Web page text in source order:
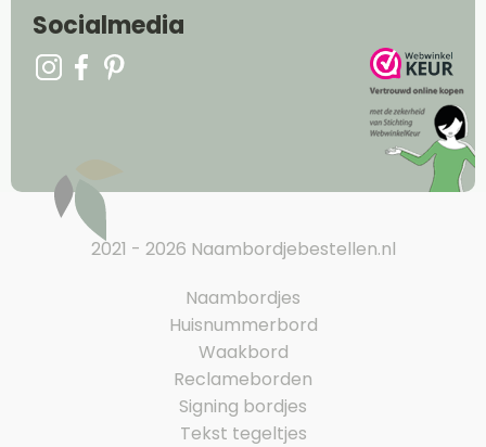
Socialmedia
2021 - 2026 Naambordjebestellen.nl
Naambordjes
Huisnummerbord
Waakbord
Reclameborden
Signing bordjes
Tekst tegeltjes